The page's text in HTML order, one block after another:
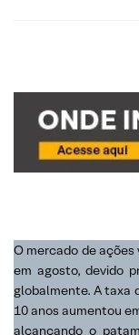
O mercado de
em agosto, devido
globalmente. A taxa
10 anos aumentou
alcançando o